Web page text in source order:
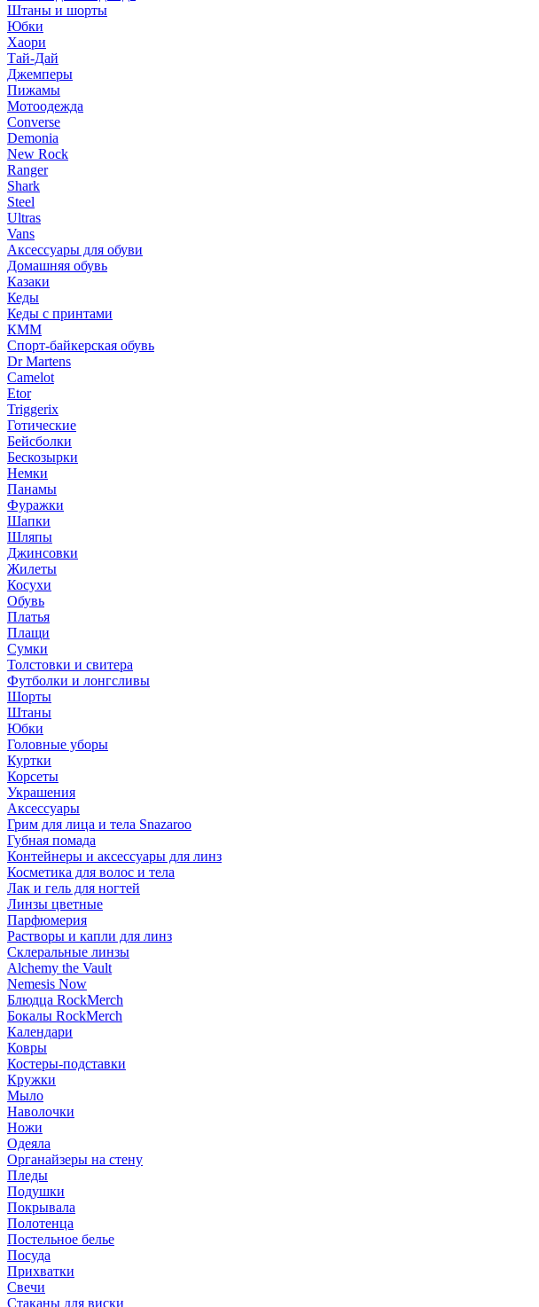
Штаны и шорты
Юбки
Хаори
Тай-Дай
Джемперы
Пижамы
Мотоодежда
Converse
Demonia
New Rock
Ranger
Shark
Steel
Ultras
Vans
Аксессуары для обуви
Домашняя обувь
Казаки
Кеды
Кеды с принтами
КММ
Спорт-байкерская обувь
Dr Martens
Camelot
Etor
Triggerix
Готические
Бейсболки
Бескозырки
Немки
Панамы
Фуражки
Шапки
Шляпы
Джинсовки
Жилеты
Косухи
Обувь
Платья
Плащи
Сумки
Толстовки и свитера
Футболки и лонгсливы
Шорты
Штаны
Юбки
Головные уборы
Куртки
Корсеты
Украшения
Аксессуары
Грим для лица и тела Snazaroo
Губная помада
Контейнеры и аксессуары для линз
Косметика для волос и тела
Лак и гель для ногтей
Линзы цветные
Парфюмерия
Растворы и капли для линз
Склеральные линзы
Alchemy the Vault
Nemesis Now
Блюдца RockMerch
Бокалы RockMerch
Календари
Ковры
Костеры-подставки
Кружки
Мыло
Наволочки
Ножи
Одеяла
Органайзеры на стену
Пледы
Подушки
Покрывала
Полотенца
Постельное белье
Посуда
Прихватки
Свечи
Стаканы для виски